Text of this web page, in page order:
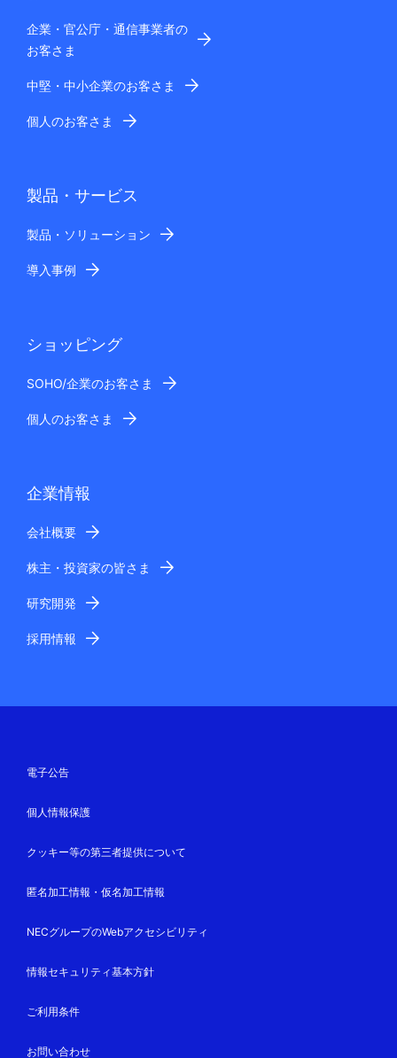
企業・官公庁・通信事業者の
お客さま
中堅・中小企業のお客さま
個人のお客さま
製品・サービス
製品・ソリューション
導入事例
ショッピング
SOHO/企業のお客さま
個人のお客さま
企業情報
会社概要
株主・投資家の皆さま
研究開発
採用情報
電子公告
個人情報保護
クッキー等の第三者提供について
匿名加工情報・仮名加工情報
NECグループのWebアクセシビリティ
情報セキュリティ基本方針
ご利用条件
お問い合わせ